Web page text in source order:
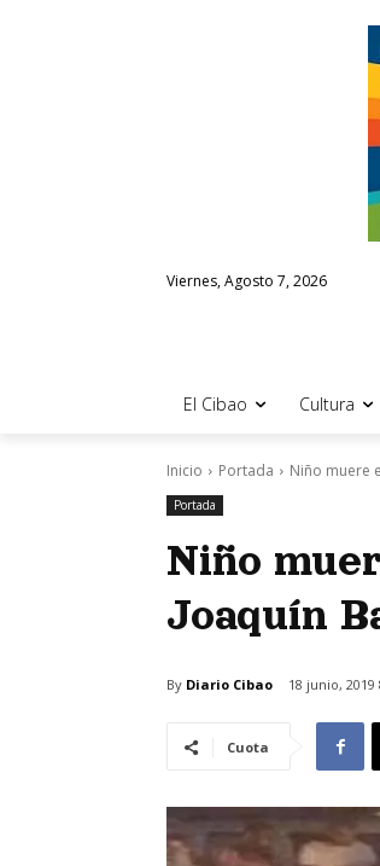
Viernes, Agosto 7, 2026
El Cibao Cultura
Inicio Portada Niño muere
Portada
Niño
Joaquín
By Diario Cibao 18 junio, 2019
Cuota